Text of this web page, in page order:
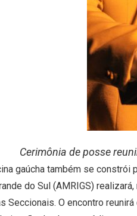
Cerimônia de posse
gaúcha também se
do Sul (AMRIGS)
Seccionais. O encontro